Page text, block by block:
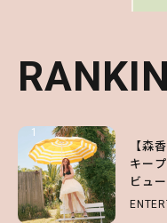
1
【森
キー
ビュー
1
【ハ
第1弾
チェッ
1
【
ッド